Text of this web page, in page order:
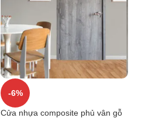
-6%
Cửa nhựa composite phủ vân gỗ